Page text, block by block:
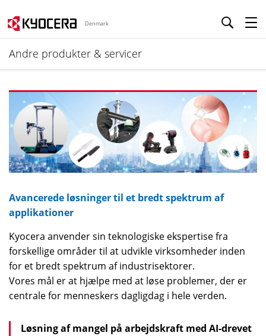
Denmark
Andre produkter & servicer
Avancerede løsninger til et bredt spektrum af
applikationer
Kyocera anvender sin teknologiske ekspertise fra
forskellige områder til at udvikle virksomheder inden
for et bredt spektrum af industrisektorer.
Vores mål er at hjælpe med at løse problemer, der er
centrale for menneskers dagligdag i hele verden.
Løsning af mangel på arbejdskraft med AI-drevet